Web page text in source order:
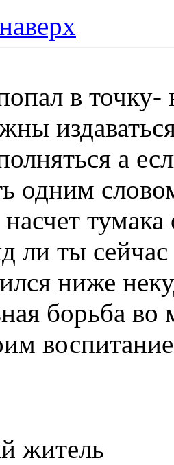
в
а
одним
ли ты
ниже
борьба во
житель